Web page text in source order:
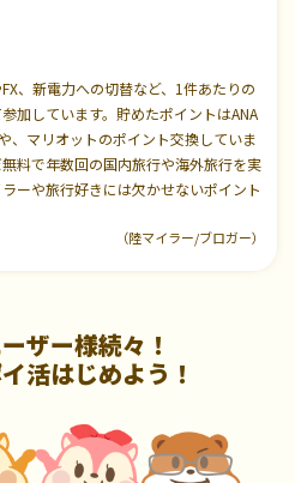
、新電力への切替など、1件あたりの
加しています。貯めたポイントはANA
、マリオットのポイント交換していま
料で年数回の国内旅行や海外旅行を実
ーや旅行好きには欠かせないポイント
（陸マイラー/ブロガー）
ザー様続々！
活はじめよう！